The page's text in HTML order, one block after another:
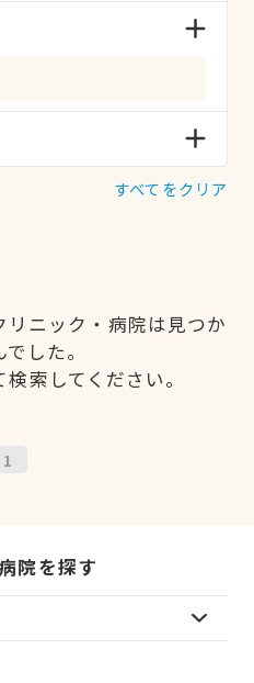
すべてをクリア
ニック・病院は見つか
した。
索してください。
1
院を探す